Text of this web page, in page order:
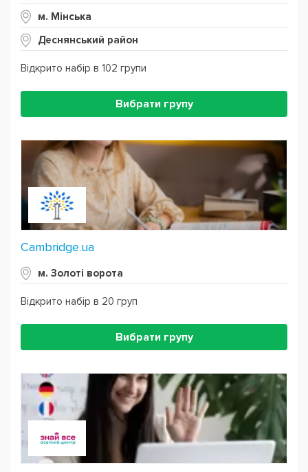
м. Мінська
Деснянський район
Відкрито набір в 102 групи
Вибрати групу
Cambridge.ua
м. Золоті ворота
Відкрито набір в 20 груп
Вибрати групу